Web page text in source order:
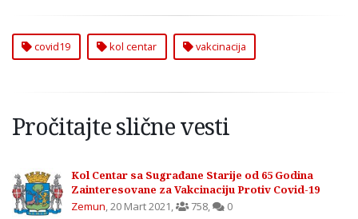
covid19 kol centar vakcinacija
Pročitajte slične vesti
Kol Centar sa Sugrađane Starije od 65 Godina
Zainteresovane za Vakcinaciju Protiv Covid-19
Zemun,20 Mart 2021, 758, 0